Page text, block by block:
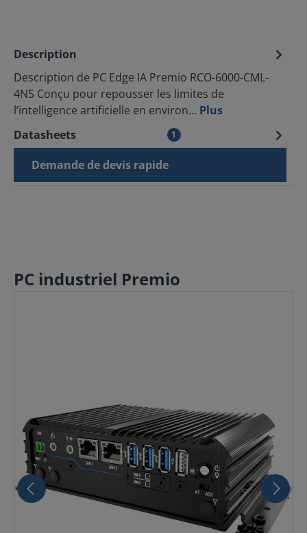
Description
Description de PC Edge IA Premio RCO-6000-CML-
4NS Conçu pour repousser les limites de
l’intelligence artificielle en environ… Plus
Datasheets
1
Demande de devis rapide
PC industriel Premio